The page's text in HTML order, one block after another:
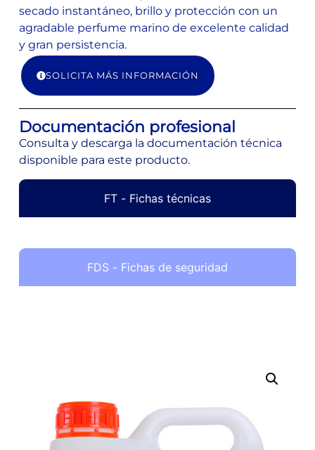
secado instantáneo, brillo y protección con un
agradable perfume marino de excelente calidad
y gran persistencia.
SOLICITA MÁS INFORMACIÓN
Documentación profesional
Consulta y descarga la documentación técnica
disponible para este producto.
FT - Fichas técnicas
FDS - Fichas de seguridad